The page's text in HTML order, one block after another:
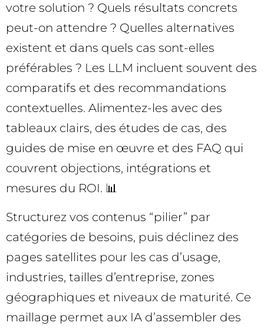
votre solution ? Quels résultats concrets
peut-on attendre ? Quelles alternatives
existent et dans quels cas sont-elles
préférables ? Les LLM incluent souvent des
comparatifs et des recommandations
contextuelles. Alimentez-les avec des
tableaux clairs, des études de cas, des
guides de mise en œuvre et des FAQ qui
couvrent objections, intégrations et
mesures du ROI. 📊
Structurez vos contenus “pilier” par
catégories de besoins, puis déclinez des
pages satellites pour les cas d’usage,
industries, tailles d’entreprise, zones
géographiques et niveaux de maturité. Ce
maillage permet aux IA d’assembler des